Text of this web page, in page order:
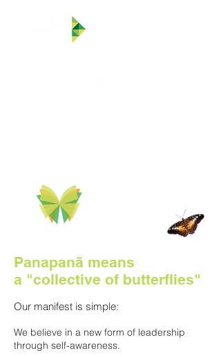
Panapanã means
a "collective of butterflies"
Our manifest is simple:
We believe in a new form of leadership
through self-awareness.